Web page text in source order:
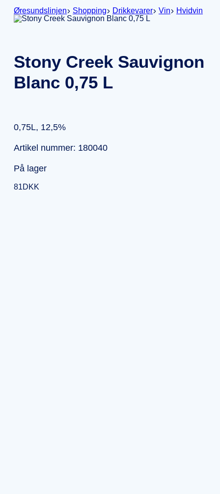
Øresundslinjen
Shopping Drikkevarer Vin Hvidvin
Stony Creek Sauvignon
Blanc 0,75 L
0,75L, 12,5%
Artikel nummer: 180040
På lager
81DKK